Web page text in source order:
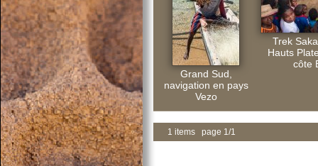
Grand Sud,
navigation en pays
Vezo
Trek
Hauts
côte
1 items page 1/1